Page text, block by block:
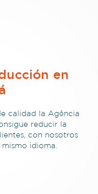
en
calidad la Agência
reducir la
con nosotros
idioma.